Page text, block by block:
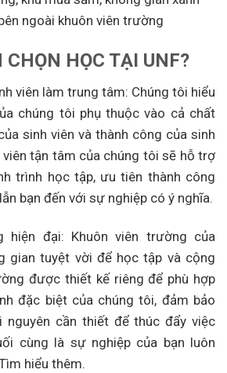
ngoài khuôn viên trường
CHỌN HỌC TẠI UNF?
viên làm trung tâm: Chúng tôi hiểu
chúng tôi phụ thuộc vào cả chất
sinh viên và thành công của sinh
tận tâm của chúng tôi sẽ hỗ trợ
trình học tập, ưu tiên thành công
bạn đến với sự nghiệp có ý nghĩa.
hiện đại: Khuôn viên trường của
gian tuyệt vời để học tập và cộng
được thiết kế riêng để phù hợp
đặc biệt của chúng tôi, đảm bảo
nguyên cần thiết để thúc đẩy việc
cùng là sự nghiệp của bạn luôn
hiểu thêm.